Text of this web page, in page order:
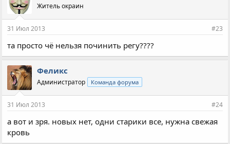
Житель окраин
31 Июл 2013 #23
та просто чё нельзя починить регу????
Феликс
Администратор Команда форума
31 Июл 2013 #24
а вот и зря. новых нет, одни старики все, нужна свежая
кровь